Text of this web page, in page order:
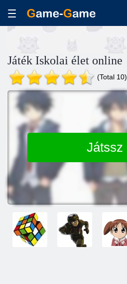
Játék Iskolai élet online
(Total 10)
Játssz